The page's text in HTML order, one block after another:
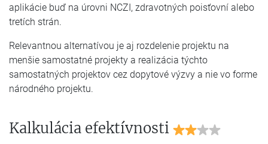
aplikácie buď na úrovni NCZI, zdravotných poisťovní alebo
tretích strán.
Relevantnou alternatívou je aj rozdelenie projektu na
menšie samostatné projekty a realizácia týchto
samostatných projektov cez dopytové výzvy a nie vo forme
národného projektu.
Kalkulácia efektívnosti